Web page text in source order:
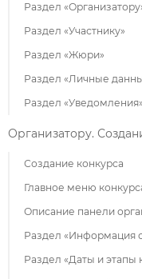
Раздел
Раздел «Участнику»
Раздел «Жюри»
Раздел «Личные
Раздел «Уведомления»
Организатору.
Создание конкурса
Главное меню
Описание панели
Раздел «Информация
Раздел «Даты и этапы